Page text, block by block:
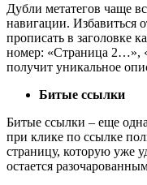
Дубли метатегов чаще
навигации. Избавиться
прописать в заголовке
номер: «Страница 2…»,
получит уникальное
Битые ссылки
Битые ссылки – еще
при клике по ссылке
страницу, которую уже
остается